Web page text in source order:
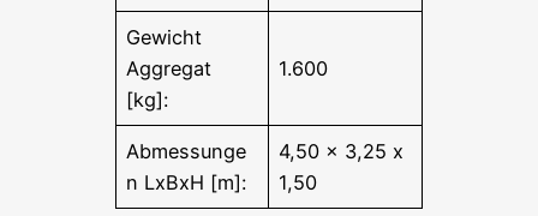
Gewicht
Aggregat
[kg]:
1.600
Abmessunge
n LxBxH [m]:
4,50 x 3,25 x
1,50